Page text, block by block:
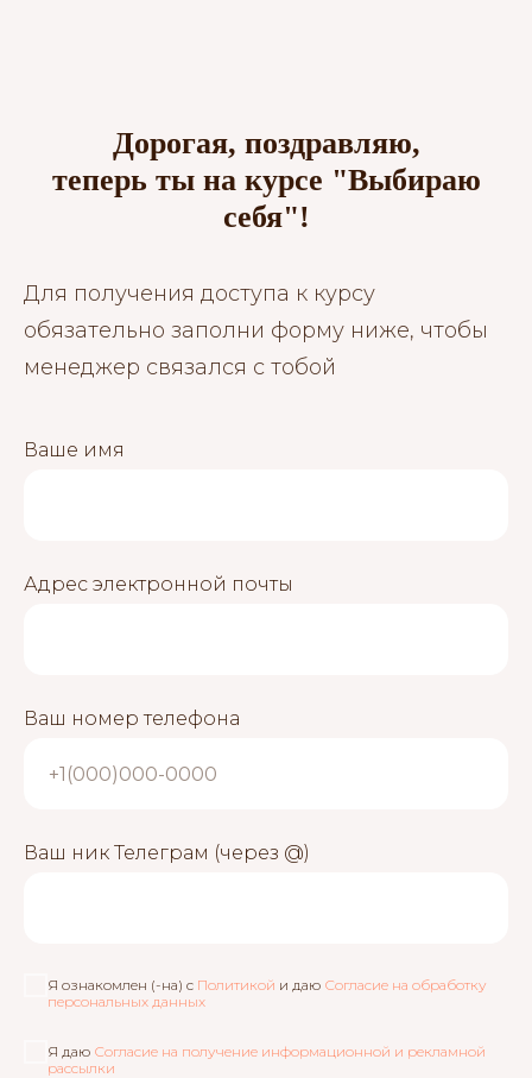
Дорогая, поздравляю,
теперь ты на курсе "Выбираю
себя"!
Для получения доступа к курсу
обязательно заполни форму ниже, чтобы
менеджер связался с тобой
Ваше имя
Адрес электронной почты
Ваш номер телефона
Ваш ник Телеграм (через @)
Я ознакомлен (-на) с Политикой и даю Согласие на обработку
персональных данных
Я даю Согласие на получение информационной и рекламной
рассылки